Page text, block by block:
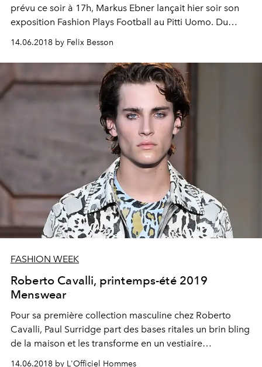
prévu ce soir à 17h, Markus Ebner lançait hier soir son
exposition Fashion Plays Football au Pitti Uomo. Du
footeux le mieux habillé de Florence.
14.06.2018 by Felix Besson
FASHION WEEK
Roberto Cavalli, printemps-été 2019
Menswear
Pour sa première collection masculine chez Roberto
Cavalli, Paul Surridge part des bases ritales un brin bling
de la maison et les transforme en un vestiaire
14.06.2018 by L'Officiel Hommes